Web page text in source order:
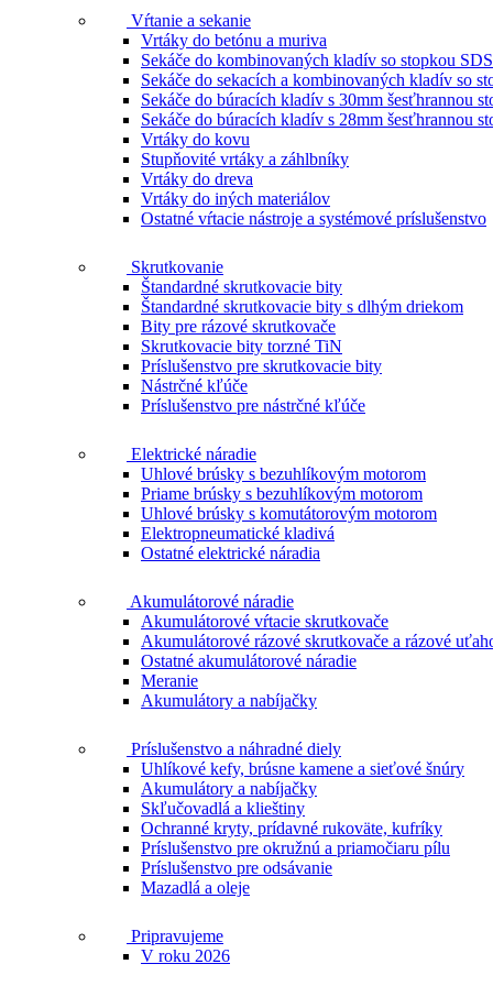
Vŕtanie a sekanie
Vrtáky do betónu a muriva
Sekáče do kombinovaných kladív so stopkou
Sekáče do sekacích a kombinovaných kladív so
Sekáče do búracích kladív s 30mm šesťhrannou
Sekáče do búracích kladív s 28mm šesťhrannou
Vrtáky do kovu
Stupňovité vrtáky a záhlbníky
Vrtáky do dreva
Vrtáky do iných materiálov
Ostatné vŕtacie nástroje a systémové príslušenstvo
Skrutkovanie
Štandardné skrutkovacie bity
Štandardné skrutkovacie bity s dlhým driekom
Bity pre rázové skrutkovače
Skrutkovacie bity torzné TiN
Príslušenstvo pre skrutkovacie bity
Nástrčné kľúče
Príslušenstvo pre nástrčné kľúče
Elektrické náradie
Uhlové brúsky s bezuhlíkovým motorom
Priame brúsky s bezuhlíkovým motorom
Uhlové brúsky s komutátorovým motorom
Elektropneumatické kladivá
Ostatné elektrické náradia
Akumulátorové náradie
Akumulátorové vŕtacie skrutkovače
Akumulátorové rázové skrutkovače a rázové
Ostatné akumulátorové náradie
Meranie
Akumulátory a nabíjačky
Príslušenstvo a náhradné diely
Uhlíkové kefy, brúsne kamene a sieťové šnúry
Akumulátory a nabíjačky
Skľučovadlá a klieštiny
Ochranné kryty, prídavné rukoväte, kufríky
Príslušenstvo pre okružnú a priamočiaru pílu
Príslušenstvo pre odsávanie
Mazadlá a oleje
Pripravujeme
V roku 2026